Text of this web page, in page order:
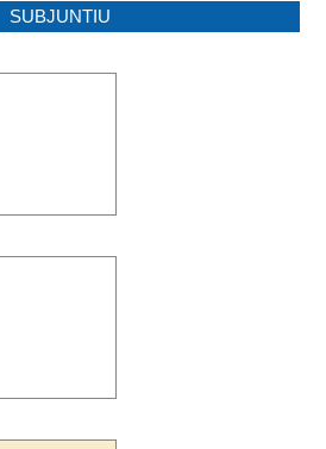
SUBJUNTIU